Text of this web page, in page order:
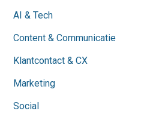
AI & Tech
Content & Communicatie
Klantcontact & CX
Marketing
Social